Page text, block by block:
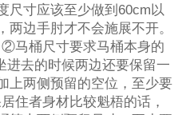
尺寸应该至少做到60cm以
边手肘才不会施展不开。
马桶尺寸要求马桶本身的
进去的时候两边还要保留一
上两侧预留的空位，至少要
住者身材比较魁梧的话，